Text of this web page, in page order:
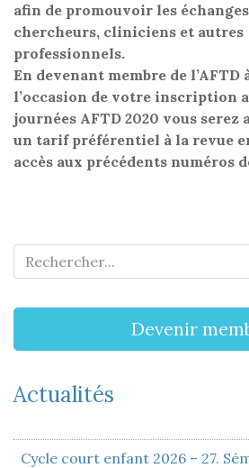
afin de promouvoir les
chercheurs, cliniciens et autres
professionnels.
En devenant membre de l’AFTD
l’occasion de votre inscription
journées AFTD 2020 vous serez
un tarif préférentiel à la revue
accès aux précédents numéros
Devenir
Actualités
Cycle court enfant 2026 – 27.